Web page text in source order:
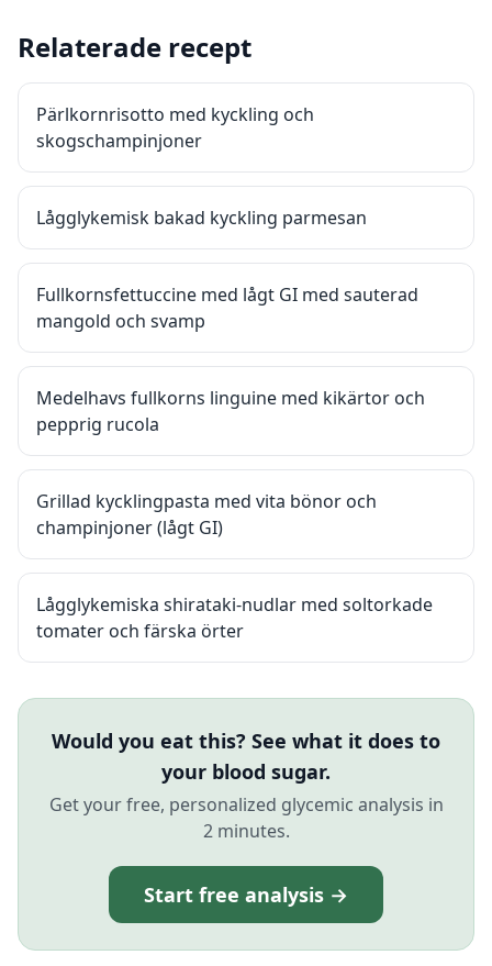
Relaterade recept
Pärlkornrisotto med kyckling och
skogschampinjoner
Lågglykemisk bakad kyckling parmesan
Fullkornsfettuccine med lågt GI med sauterad
mangold och svamp
Medelhavs fullkorns linguine med kikärtor och
pepprig rucola
Grillad kycklingpasta med vita bönor och
champinjoner (lågt GI)
Lågglykemiska shirataki-nudlar med soltorkade
tomater och färska örter
Would you eat this? See what it does to
your blood sugar.
Get your free, personalized glycemic analysis in
2 minutes.
Start free analysis →